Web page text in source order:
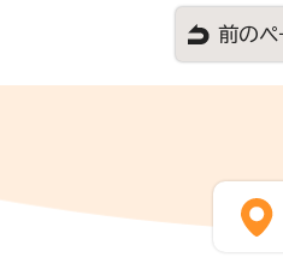
前のペ